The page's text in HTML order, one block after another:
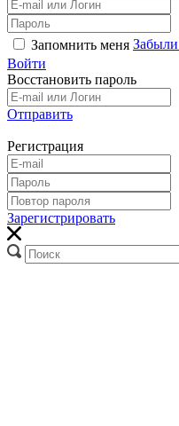
Запомнить меня
Войти
Восстановить пароль
Отправить
Регистрация
Зарегистрировать